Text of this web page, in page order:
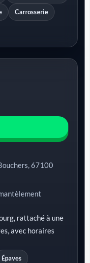
Carrosserie
67100
rattaché à une
avec horaires
Épaves